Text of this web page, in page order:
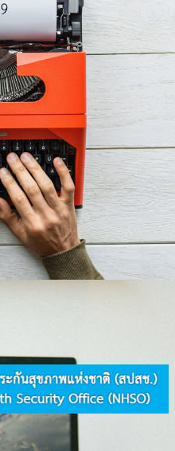
(จนท)
ระบบ
ธิ์รักษาพยาบาล)